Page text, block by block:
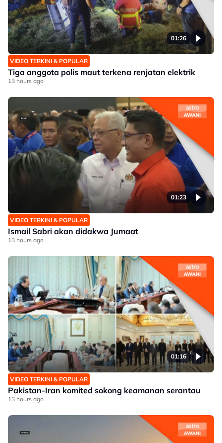
01:26
VIDEO TERKINI & POPULAR
Tiga anggota polis maut terkena renjatan elektrik
13 hours ago
01:23
VIDEO TERKINI & POPULAR
Ismail Sabri akan didakwa Jumaat
13 hours ago
01:16
VIDEO TERKINI & POPULAR
Pakistan-Iran komited sokong keamanan serantau
13 hours ago